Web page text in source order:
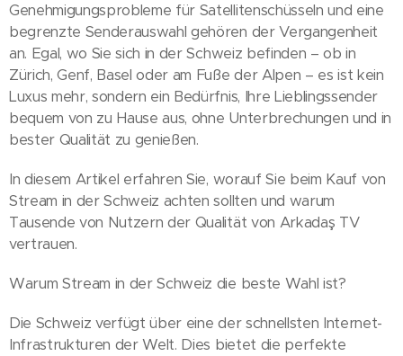
Genehmigungsprobleme für Satellitenschüsseln und eine
begrenzte Senderauswahl gehören der Vergangenheit
an. Egal, wo Sie sich in der Schweiz befinden – ob in
Zürich, Genf, Basel oder am Fuße der Alpen – es ist kein
Luxus mehr, sondern ein Bedürfnis, Ihre Lieblingssender
bequem von zu Hause aus, ohne Unterbrechungen und in
bester Qualität zu genießen.
In diesem Artikel erfahren Sie, worauf Sie beim Kauf von
Stream in der Schweiz achten sollten und warum
Tausende von Nutzern der Qualität von Arkadaş TV
vertrauen.
Warum Stream in der Schweiz die beste Wahl ist?
Die Schweiz verfügt über eine der schnellsten Internet-
Infrastrukturen der Welt. Dies bietet die perfekte